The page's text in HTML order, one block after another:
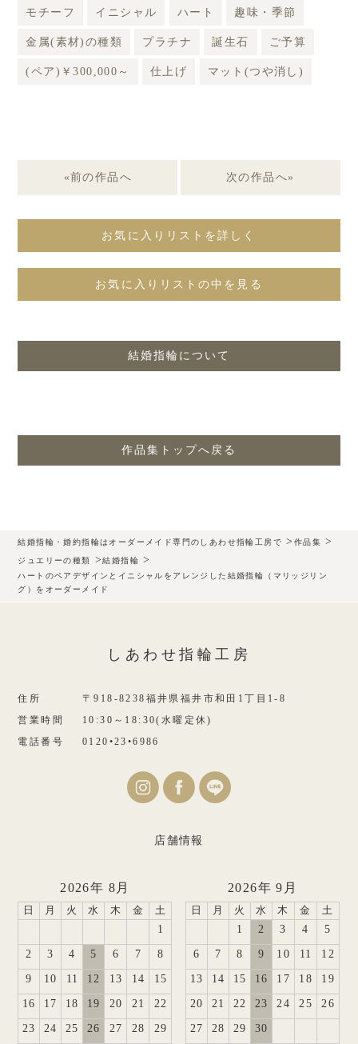
モチーフ イニシャル ハート 趣味・季節
金属(素材)の種類 プラチナ 誕生石 ご予算
(ペア)￥300,000～ 仕上げ マット(つや消し)
«前の作品へ 次の作品へ»
お気に入りリストを詳しく
お気に入りリストの中を見る
結婚指輪について
作品集トップへ戻る
結婚指輪・婚約指輪はオーダーメイド専門のしあわせ指輪工房で > 作品集 >
ジュエリーの種類 >結婚指輪 >
ハートのペアデザインとイニシャルをアレンジした結婚指輪（マリッジリン
グ）をオーダーメイド
しあわせ指輪工房
住所
〒918-8238福井県福井市和田1丁目1-8
営業時間
10:30～18:30(水曜定休)
電話番号
0120•23•6986
店舗情報
2026年 8月
日 月 火 水 木 金 土
1
2 3 4 5 6 7 8
9 10 11 12 13 14 15
16 17 18 19 20 21 22
23 24 25 26 27 28 29
2026年 9月
日 月 火 水 木 金 土
1 2 3 4 5
6 7 8 9 10 11 12
13 14 15 16 17 18 19
20 21 22 23 24 25 26
27 28 29 30